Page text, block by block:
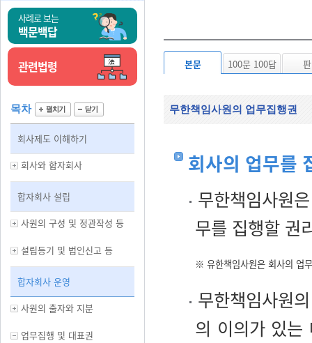
사례로 보는
백문백답
관련법령
목차
회사제도 이해하기
회사와 합자회사
합자회사 설립
사원의 구성 및 정관작성 등
설립등기 및 법인신고 등
합자회사 운영
사원의 출자와 지분
업무집행 및 대표권
본문 100문 100답
무한책임사원의 업무집행권
회사의 업무를
무한책임사원
무를 집행할 권
※ 유한책임사원은 회사의 업
무한책임사원
의 이의가 있는